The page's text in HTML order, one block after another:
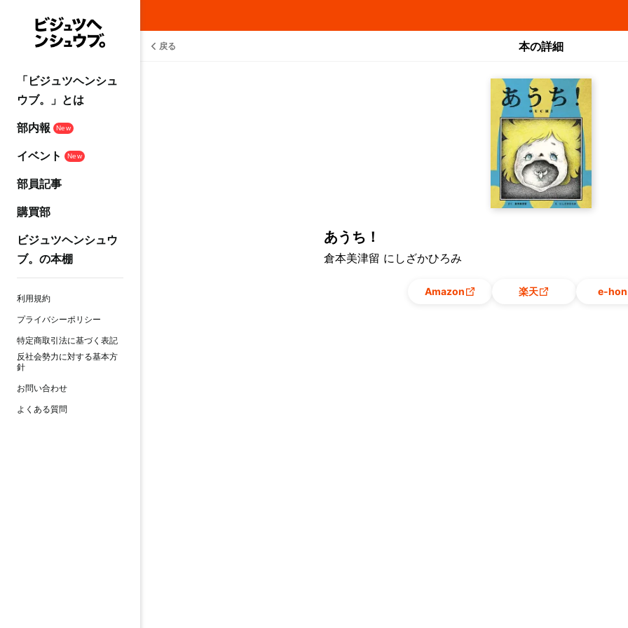
「ビジュツヘンシュ
ウブ。」とは
部内報
New
イベント New
部員記事
購買部
ビジュツヘンシュウ
ブ。の本棚
利用規約
プライバシーポリシー
特定商取引法に基づく表記
反社会勢力に対する基本方
針
お問い合わせ
よくある質問
戻る 本の詳細
あうち！
倉本美津留 にしざかひろみ
Amazon 楽天 e-hon